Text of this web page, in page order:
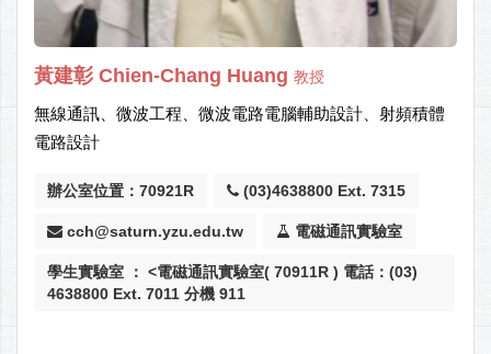
黃建彰 Chien-Chang Huang 教授
無線通訊、微波工程、微波電路電腦輔助設計、射頻積體
電路設計
辦公室位置：70921R (03)4638800 Ext. 7315
cch@saturn.yzu.edu.tw 電磁通訊實驗室
學生實驗室 ： <電磁通訊實驗室( 70911R ) 電話：(03)
4638800 Ext. 7011 分機 911